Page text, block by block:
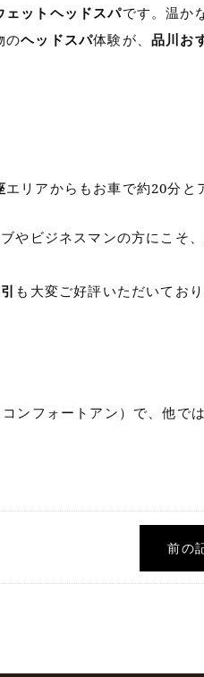
ェットヘッドスパです。温か
のヘッドスパ体験が、品川お
エリアからもお車で約20分と
やビジネスマンの方にこそ
も大変ご好評いただいており
フォートアン）で、他で
前の